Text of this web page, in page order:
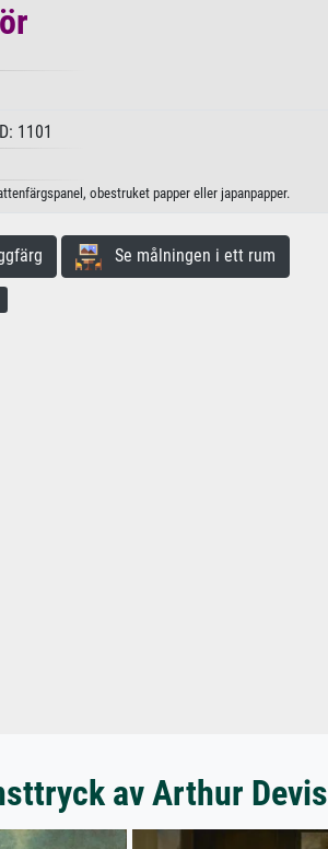
1101
obestruket papper eller japanpapper.
Se målningen i ett rum
av Arthur Devis